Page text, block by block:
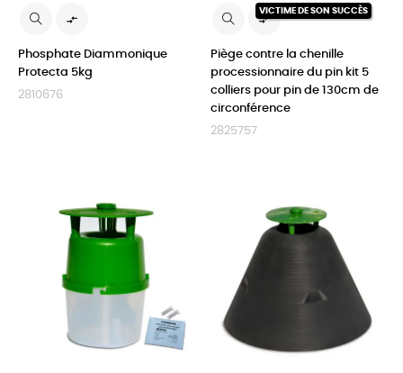

Phosphate Diammonique
Protecta 5kg
2810676
VICTIME DE SON SUCCÈS

Piège contre la chenille
processionnaire du pin kit 5
colliers pour pin de 130cm de
circonférence
2825757